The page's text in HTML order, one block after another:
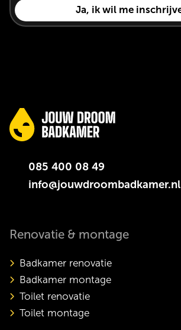
085 400 08 49
info@jouwdroombadkamer.nl
Renovatie & montage
Badkamer renovatie
Badkamer montage
Toilet renovatie
Toilet montage